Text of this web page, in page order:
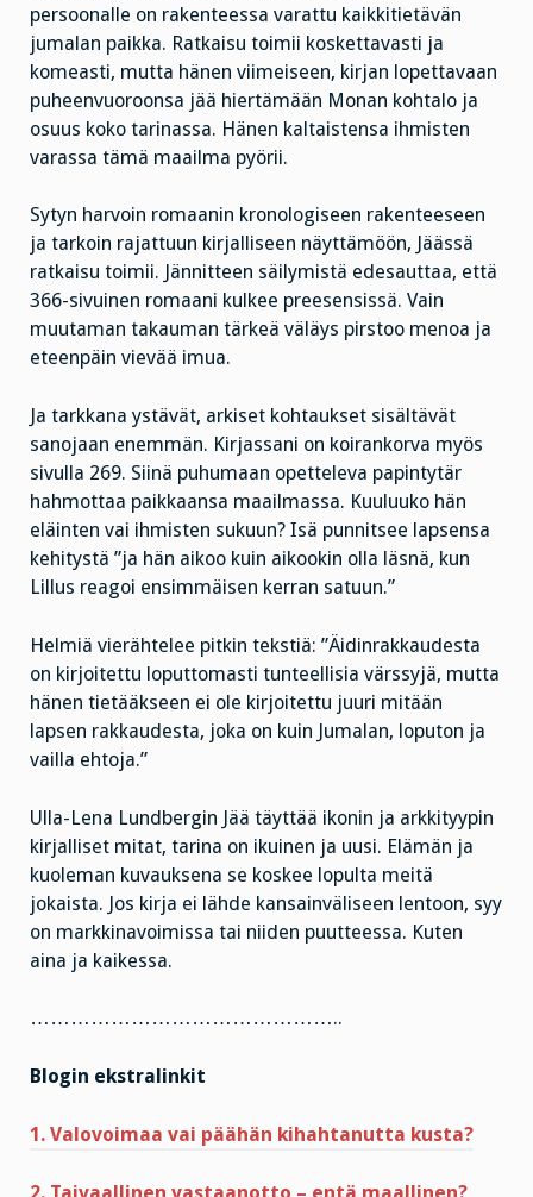
persoonalle on rakenteessa varattu kaikkitietävän
jumalan paikka. Ratkaisu toimii koskettavasti ja
komeasti, mutta hänen viimeiseen, kirjan lopettavaan
puheenvuoroonsa jää hiertämään Monan kohtalo ja
osuus koko tarinassa. Hänen kaltaistensa ihmisten
varassa tämä maailma pyörii.
Sytyn harvoin romaanin kronologiseen rakenteeseen
ja tarkoin rajattuun kirjalliseen näyttämöön, Jäässä
ratkaisu toimii. Jännitteen säilymistä edesauttaa, että
366-sivuinen romaani kulkee preesensissä. Vain
muutaman takauman tärkeä väläys pirstoo menoa ja
eteenpäin vievää imua.
Ja tarkkana ystävät, arkiset kohtaukset sisältävät
sanojaan enemmän. Kirjassani on koirankorva myös
sivulla 269. Siinä puhumaan opetteleva papintytär
hahmottaa paikkaansa maailmassa. Kuuluuko hän
eläinten vai ihmisten sukuun? Isä punnitsee lapsensa
kehitystä ”ja hän aikoo kuin aikookin olla läsnä, kun
Lillus reagoi ensimmäisen kerran satuun.”
Helmiä vierähtelee pitkin tekstiä: ”Äidinrakkaudesta
on kirjoitettu loputtomasti tunteellisia värssyjä, mutta
hänen tietääkseen ei ole kirjoitettu juuri mitään
lapsen rakkaudesta, joka on kuin Jumalan, loputon ja
vailla ehtoja.”
Ulla-Lena Lundbergin Jää täyttää ikonin ja arkkityypin
kirjalliset mitat, tarina on ikuinen ja uusi. Elämän ja
kuoleman kuvauksena se koskee lopulta meitä
jokaista. Jos kirja ei lähde kansainväliseen lentoon, syy
on markkinavoimissa tai niiden puutteessa. Kuten
aina ja kaikessa.
………………………………………..
Blogin ekstralinkit
1. Valovoimaa vai päähän kihahtanutta kusta?